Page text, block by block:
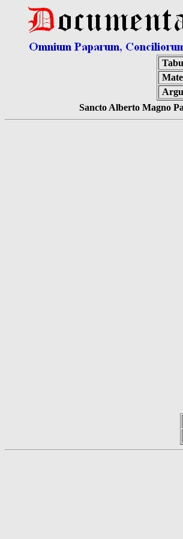
Sancto Alberto Magno